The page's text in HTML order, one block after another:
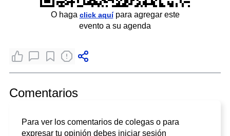
O haga click aquípara agregar este
evento a su agenda
Comentarios
Para ver los comentarios de colegas o para
expresar tu opinión debes iniciar sesión